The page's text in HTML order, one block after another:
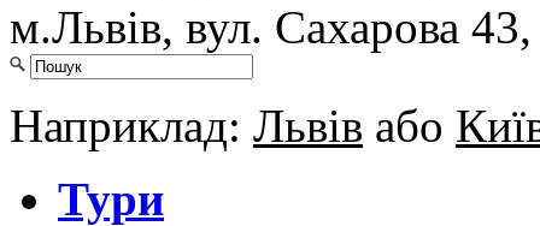
м.Львів, вул. Сахарова
Наприклад: Львів або
Тури